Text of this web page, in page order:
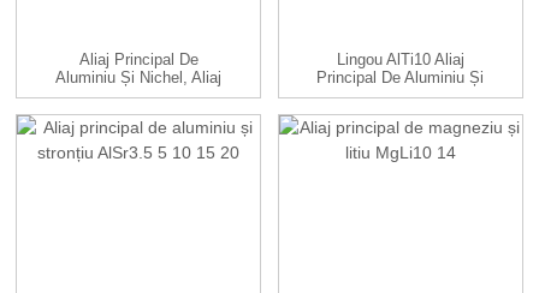
Aliaj Principal De
Aluminiu Și Nichel, Aliaj
AlNi10
Lingou AlTi10 Aliaj
Principal De Aluminiu Și
Titan